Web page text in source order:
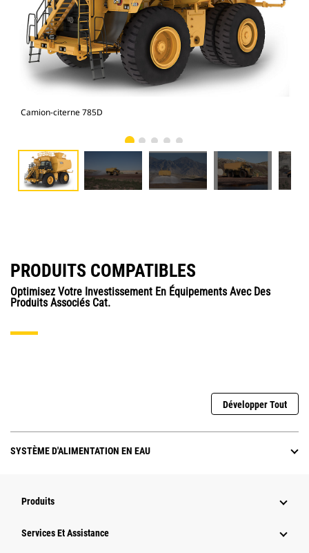
Camion-citerne 785D
PRODUITS COMPATIBLES
Optimisez Votre Investissement En Équipements Avec Des
Produits Associés Cat.
Développer Tout
SYSTÈME D'ALIMENTATION EN EAU
Produits
Services Et Assistance